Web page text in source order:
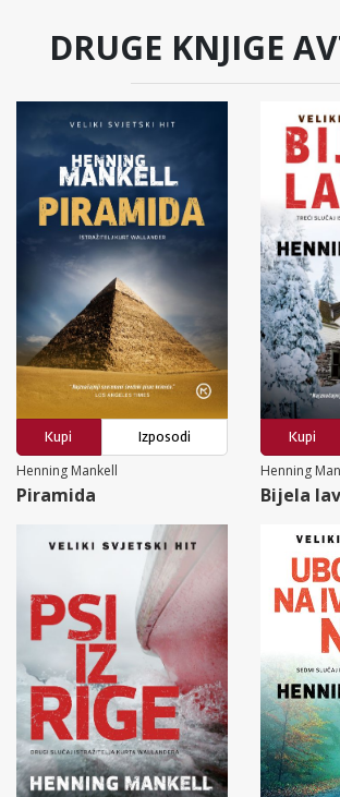
DRUGE KNJIGE
Kupi
Izposodi
Henning Mankell
Piramida
Kupi
Henning
Bijela